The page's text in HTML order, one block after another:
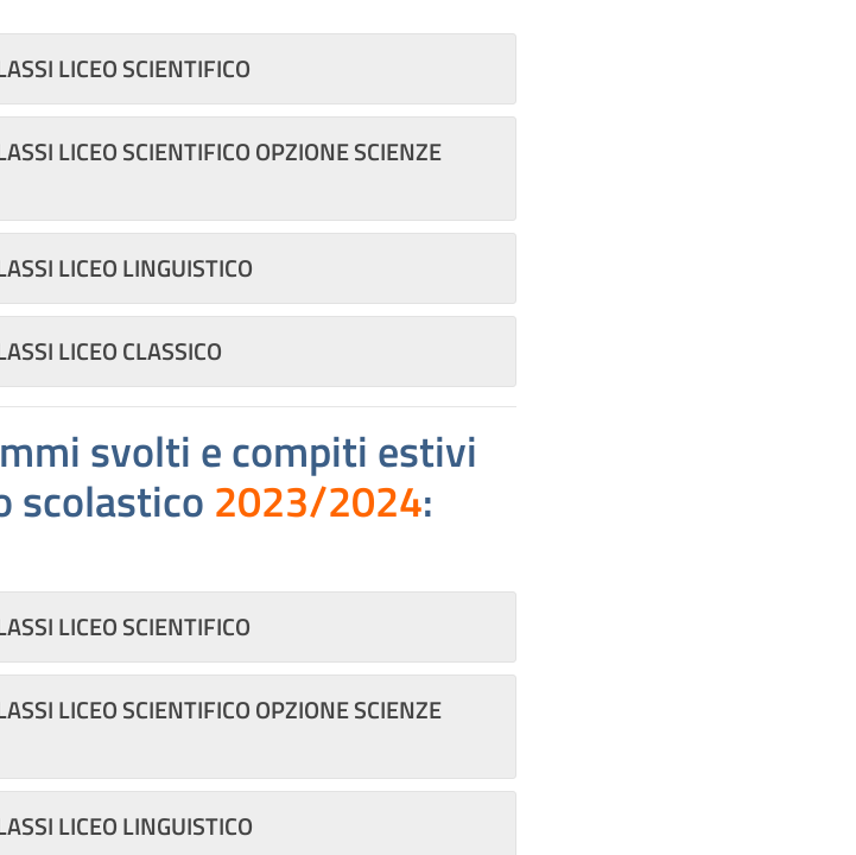
LICEO SCIENTIFICO
LICEO SCIENTIFICO OPZIONE SCIENZE
LICEO LINGUISTICO
LICEO CLASSICO
svolti e compiti estivi
scolastico 2023/2024:
LICEO SCIENTIFICO
LICEO SCIENTIFICO OPZIONE SCIENZE
LICEO LINGUISTICO